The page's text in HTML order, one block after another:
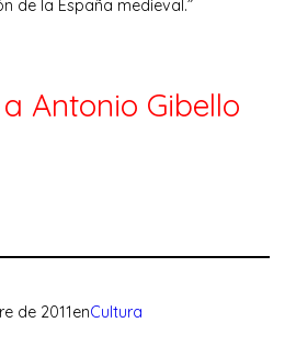
de la España medieval.”
Antonio Gibello
de 2011enCultura